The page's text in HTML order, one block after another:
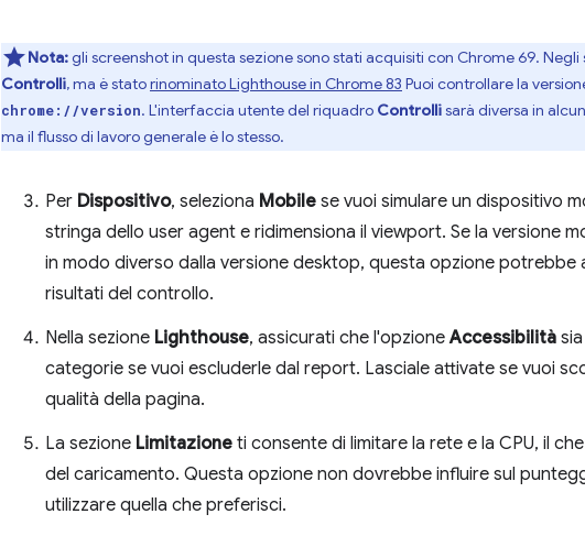
Nota:gli screenshot in questa sezione sono stati acquisiti con Chrome 69.
Controlli, ma è statorinominato Lighthouse in Chrome 83 Puoi controllare la
chrome://version. L'interfaccia utente del riquadro Controllisarà diversa in
ma il flusso di lavoro generale è lo stesso.
Per Dispositivo, seleziona Mobile se vuoi simulare un dispositivo
stringa dello user agent e ridimensiona il viewport. Se la versione
in modo diverso dalla versione desktop, questa opzione potrebbe
risultati del controllo.
Nella sezione Lighthouse, assicurati che l'opzioneAccessibilità
categorie se vuoi escluderle dal report. Lasciale attivate se vuoi
qualità della pagina.
La sezione Limitazione ti consente di limitare la rete e la CPU, il
del caricamento. Questa opzione non dovrebbe influire sul
utilizzare quella che preferisci.